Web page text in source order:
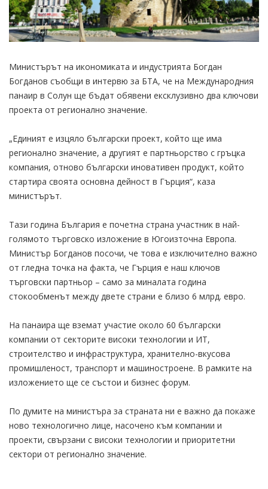
Министърът на икономиката и индустрията Богдан
Богданов съобщи в интервю за БТА, че на Международния
панаир в Солун ще бъдат обявени ексклузивно два ключови
проекта от регионално значение.
„Единият е изцяло български проект, който ще има
регионално значение, а другият е партньорство с гръцка
компания, отново български иновативен продукт, който
стартира своята основна дейност в Гърция“, каза
министърът.
Тази година България е почетна страна участник в най-
голямото търговско изложение в Югоизточна Европа.
Министър Богданов посочи, че това е изключително важно
от гледна точка на факта, че Гърция е наш ключов
търговски партньор – само за миналата година
стокообменът между двете страни е близо 6 млрд. евро.
На панаира ще вземат участие около 60 български
компании от секторите високи технологии и ИТ,
строителство и инфраструктура, хранително-вкусова
промишленост, транспорт и машиностроене. В рамките на
изложението ще се състои и бизнес форум.
По думите на министъра за страната ни е важно да покаже
ново технологично лице, насочено към компании и
проекти, свързани с високи технологии и приоритетни
сектори от регионално значение.